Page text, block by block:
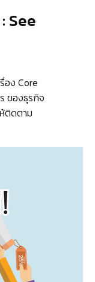
See
อง Core
ของธุรกิจ
ติดตาม